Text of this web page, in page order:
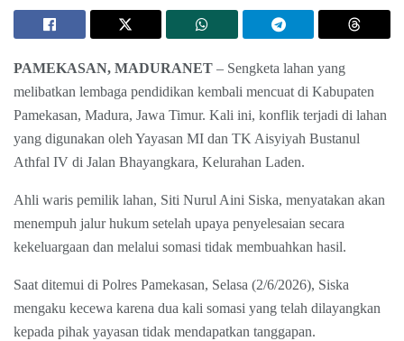
PAMEKASAN, MADURANET – Sengketa lahan yang
melibatkan lembaga pendidikan kembali mencuat di Kabupaten
Pamekasan, Madura, Jawa Timur. Kali ini, konflik terjadi di lahan
yang digunakan oleh Yayasan MI dan TK Aisyiyah Bustanul
Athfal IV di Jalan Bhayangkara, Kelurahan Laden.
Ahli waris pemilik lahan, Siti Nurul Aini Siska, menyatakan akan
menempuh jalur hukum setelah upaya penyelesaian secara
kekeluargaan dan melalui somasi tidak membuahkan hasil.
Saat ditemui di Polres Pamekasan, Selasa (2/6/2026), Siska
mengaku kecewa karena dua kali somasi yang telah dilayangkan
kepada pihak yayasan tidak mendapatkan tanggapan.